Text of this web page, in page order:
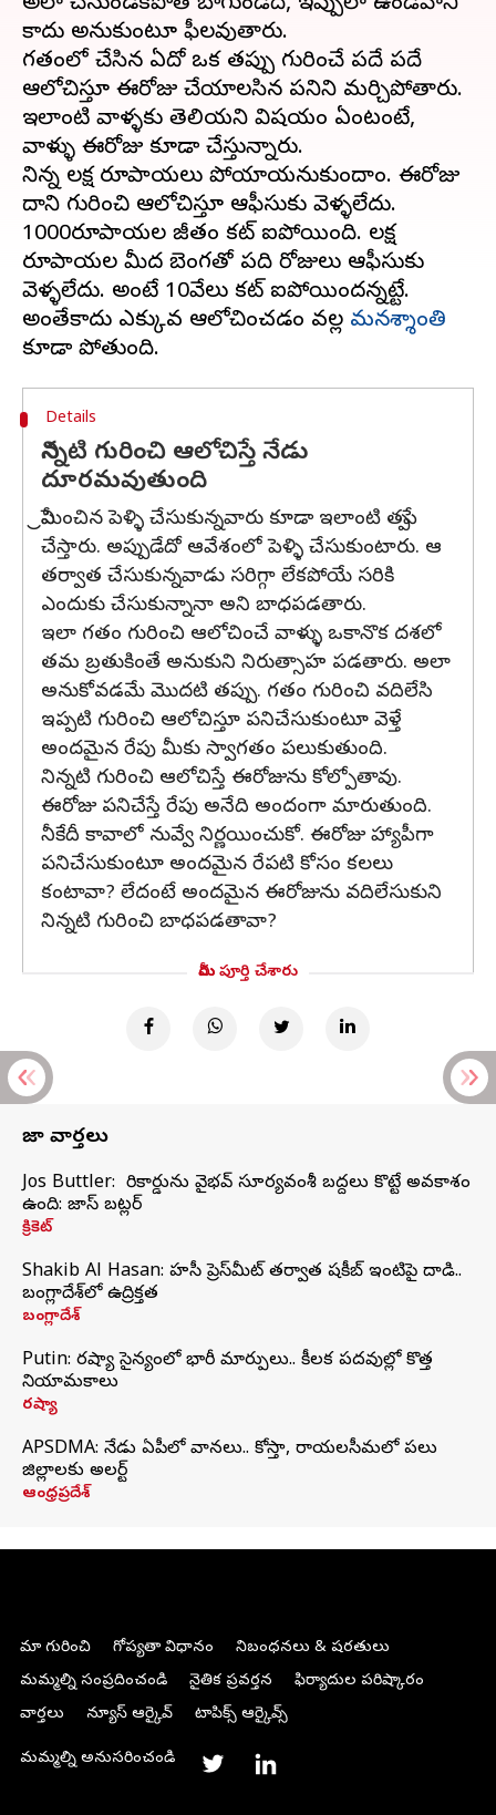
కాదు అనుకుంటూ ఫీలవుతారు.
గతంలో చేసిన ఏదో ఒక తప్పు గురించే పదే పదే
ఆలోచిస్తూ ఈరోజు చేయాలసిన పనిని మర్చిపోతారు.
ఇలాంటి వాళ్ళకు తెలియని విషయం ఏంటంటే,
వాళ్ళు ఈరోజు కూడా చేస్తున్నారు.
నిన్న లక్ష రూపాయలు పోయాయనుకుందాం. ఈరోజు
దాని గురించి ఆలోచిస్తూ ఆఫీసుకు వెళ్ళలేదు.
1000రూపాయల జీతం కట్ ఐపోయింది. లక్ష
రూపాయల మీద బెంగతో పది రోజులు ఆఫీసుకు
వెళ్ళలేదు. అంటే 10వేలు కట్ ఐపోయిందన్నట్టే.
అంతేకాదు ఎక్కువ ఆలోచించడం వల్ల మనశ్శాంతి
Details
నిన్నటి గురించి ఆలోచిస్తే నేడు
దూరమవుతుంది
ప్రేమించిన పెళ్ళి చేసుకున్నవారు కూడా ఇలాంటి తప్పే
చేస్తారు. అప్పుడేదో ఆవేశంలో పెళ్ళి చేసుకుంటారు. ఆ
తర్వాత చేసుకున్నవాడు సరిగ్గా లేకపోయే సరికి
ఎందుకు చేసుకున్నానా అని బాధపడతారు.
ఇలా గతం గురించి ఆలోచించే వాళ్ళు ఒకానొక దశలో
తమ బ్రతుకింతే అనుకుని నిరుత్సాహ పడతారు. అలా
అనుకోవడమే మొదటి తప్పు. గతం గురించి వదిలేసి
ఇప్పటి గురించి ఆలోచిస్తూ పనిచేసుకుంటూ వెళ్తే
అందమైన రేపు మీకు స్వాగతం పలుకుతుంది.
నిన్నటి గురించి ఆలోచిస్తే ఈరోజును కోల్పోతావు.
ఈరోజు పనిచేస్తే రేపు అనేది అందంగా మారుతుంది.
నీకేదీ కావాలో నువ్వే నిర్ణయించుకో. ఈరోజు హ్యాపీగా
పనిచేసుకుంటూ అందమైన రేపటి కోసం కలలు
కంటావా? లేదంటే అందమైన ఈరోజును వదిలేసుకుని
నిన్నటి గురించి బాధపడతావా?
మీరు పూర్తి చేశారు
తాజా వార్తలు
Jos Buttler: నా రికార్డును వైభవ్ సూర్యవంశీ బద్దలు కొట్టే అవకాశం
ఉంది: జాస్ బట్లర్
క్రికెట్
Shakib Al Hasan: హసీనా ప్రెస్‌మీట్‌ తర్వాత షకీబ్‌ ఇంటిపై దాడి..
బంగ్లాదేశ్‌లో ఉద్రిక్తత
బంగ్లాదేశ్
Putin: రష్యా సైన్యంలో భారీ మార్పులు.. కీలక పదవుల్లో కొత్త
నియామకాలు
రష్యా
APSDMA: నేడు ఏపీలో వానలు.. కోస్తా, రాయలసీమలో పలు
జిల్లాలకు అలర్ట్
ఆంధ్రప్రదేశ్
మా గురించి గోప్యతా విధానం
నిబంధనలు & షరతులు
మమ్మల్ని సంప్రదించండి
నైతిక ప్రవర్తన
ఫిర్యాదుల పరిష్కారం
వార్తలు
న్యూస్ ఆర్కైవ్ టాపిక్స్ ఆర్కైవ్స్
మమ్మల్ని అనుసరించండి